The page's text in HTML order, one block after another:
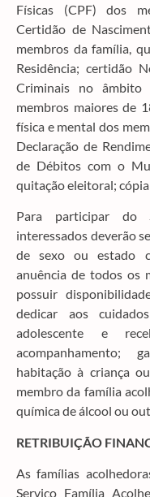
Físicas (CPF) dos
Certidão de
membros da família,
Residência; certidão
Criminais no
membros maiores de
física e mental dos
Declaração de
de Débitos com o
quitação eleitoral;
Para participar do
interessados deverão
de sexo ou estado
anuência de todos os
possuir
dedicar aos
adolescente e
acompanhamento;
habitação à criança
membro da família
química de álcool ou
RETRIBUIÇÃO
As famílias
Serviço Família